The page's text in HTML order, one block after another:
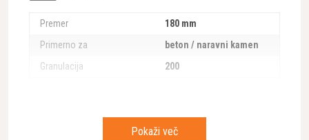
Premer
180 mm
Primerno za
beton / naravni kamen
Granulacija
200
Pokaži več